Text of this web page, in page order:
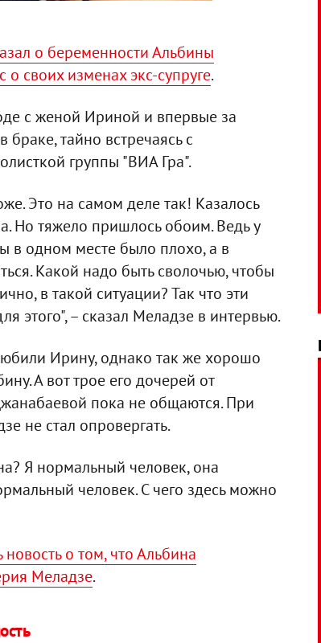
о беременности Альбины
своих изменах экс-супруге.
с женой Ириной и впервые за
браке, тайно встречаясь с
группы "ВИА Гра".
Это на самом деле так! Казалось
Но тяжело пришлось обоим. Ведь у
в одном месте было плохо, а в
Какой надо быть сволочью, чтобы
в такой ситуации? Так что эти
этого", – сказал Меладзе в интервью.
Ирину, однако так же хорошо
А вот трое его дочерей от
пока не общаются. При
не стал опровергать.
Я нормальный человек, она
человек. С чего здесь можно
новость о том, что Альбина
Меладзе.